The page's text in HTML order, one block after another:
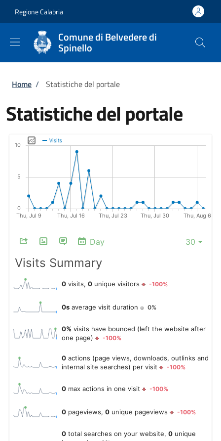
Regione Calabria
Comune di Belvedere di
Spinello
Briciole di pane
Home / Statistiche del portale
Statistiche del portale